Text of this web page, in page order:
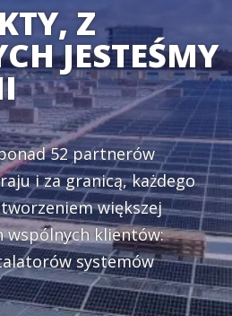
Z
JESTEŚMY
52 partnerów
i za granicą, każdego
większej
wspólnych klientów:
systemów